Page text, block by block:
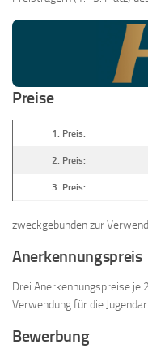
Preise
1. Preis:
2. Preis:
3. Preis:
zweckgebunden zur
Anerkennungspreis
Drei Anerkennungspreise je
Verwendung für die
Bewerbung